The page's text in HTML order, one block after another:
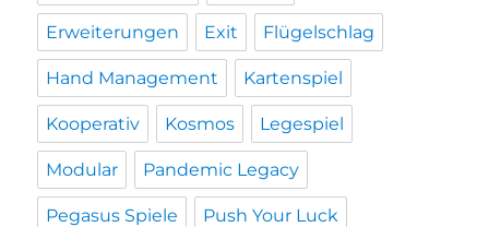
Erweiterungen Exit Flügelschlag
Hand Management Kartenspiel
Kooperativ Kosmos Legespiel
Modular Pandemic Legacy
Pegasus Spiele Push Your Luck